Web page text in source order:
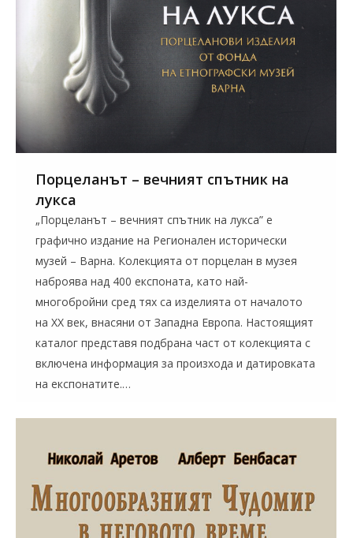
Порцеланът – вечният спътник на
лукса
„Порцеланът – вечният спътник на лукса” е
графично издание на Регионален исторически
музей – Варна. Колекцията от порцелан в музея
наброява над 400 експоната, като най-
многобройни сред тях са изделията от началото
на XX век, внасяни от Западна Европа. Настоящият
каталог представя подбрана част от колекцията с
включена информация за произхода и датировката
на експонатите.…